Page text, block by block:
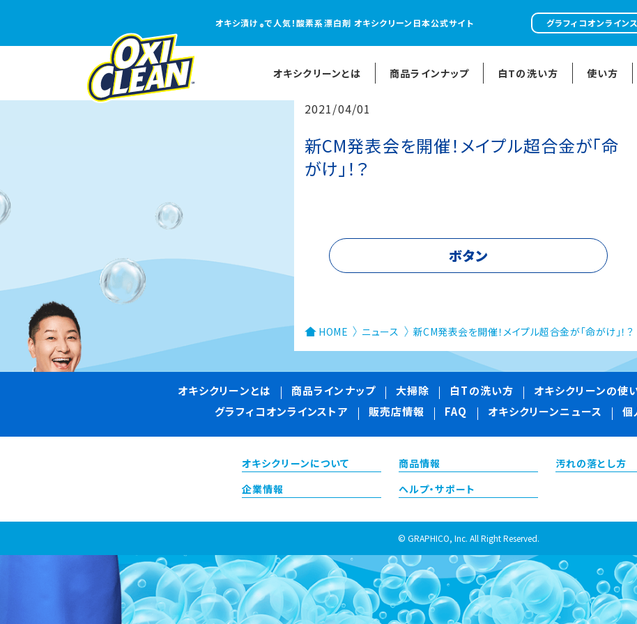
オキシ漬け ®で人気！酸素系漂白剤 オキシクリーン日本公式サイト グラフィコオンライン
オキシクリーンとは 商品ラインナップ 白Tの洗い方 使い方
2021/04/01
新CM発表会を開催！メイプル超合金が「命
がけ」！？
ボタン
HOME ニュース 新CM発表会を開催！メイプル超合金が「命がけ」！？
オキシクリーンとは 商品ラインナップ 大掃除 白Tの洗い方 オキシクリーンの使
グラフィコオンラインストア
販売店情報 FAQ オキシクリーンニュース 個
オキシクリーンについて 商品情報
汚れの落とし方
企業情報
ヘルプ・サポート
© GRAPHICO, Inc. All Right Reserved.